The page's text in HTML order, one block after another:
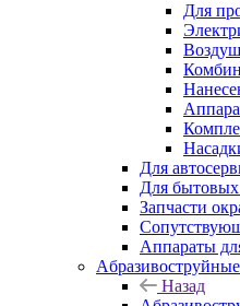
Для
Для
Для бытовых
Запчасти
Аппараты
Назад